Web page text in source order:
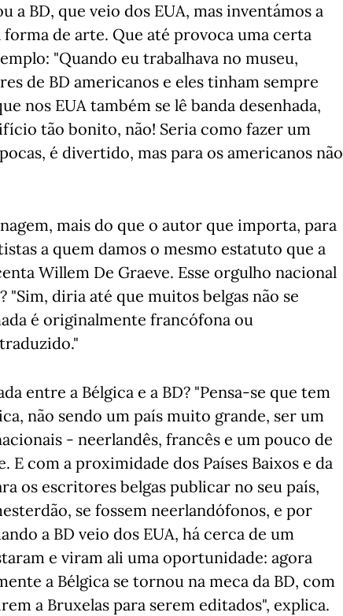
a BD, que veio dos EUA, mas inventámos a
forma de arte. Que até provoca uma certa
"Quando eu trabalhava no museu,
de BD americanos e eles tinham sempre
nos EUA também se lê banda desenhada,
tão bonito, não! Seria como fazer um
é divertido, mas para os americanos não
mais do que o autor que importa, para
a quem damos o mesmo estatuto que a
Willem De Graeve. Esse orgulho nacional
"Sim, diria até que muitos belgas não se
é originalmente francófona ou
entre a Bélgica e a BD? "Pensa-se que tem
não sendo um país muito grande, ser um
- neerlandês, francês e um pouco de
E com a proximidade dos Países Baixos e da
os escritores belgas publicar no seu país,
se fossem neerlandófonos, e por
a BD veio dos EUA, há cerca de um
e viram ali uma oportunidade: agora
a Bélgica se tornou na meca da BD, com
a Bruxelas para serem editados", explica.